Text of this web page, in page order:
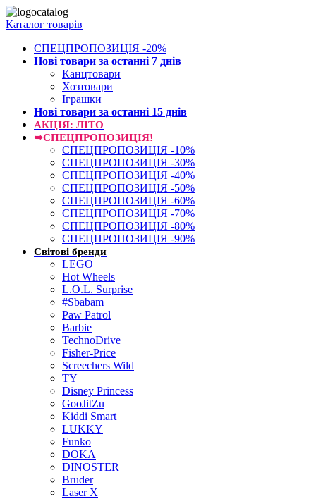
Каталог товарів
СПЕЦПРОПОЗИЦІЯ -20%
Нові товари за останнi 7 днiв
Канцтовари
Хозтовари
Іграшки
Нові товари за останнi 15 днiв
АКЦІЯ: ЛІТО
➥СПЕЦПРОПОЗИЦІЯ!
СПЕЦПРОПОЗИЦІЯ -10%
СПЕЦПРОПОЗИЦІЯ -30%
СПЕЦПРОПОЗИЦІЯ -40%
СПЕЦПРОПОЗИЦІЯ -50%
СПЕЦПРОПОЗИЦІЯ -60%
СПЕЦПРОПОЗИЦІЯ -70%
СПЕЦПРОПОЗИЦІЯ -80%
СПЕЦПРОПОЗИЦІЯ -90%
Світові бренди
LEGO
Hot Wheels
L.O.L. Surprise
#Sbabam
Paw Patrol
Barbie
TechnoDrive
Fisher-Price
Screechers Wild
TY
Disney Princess
GooJitZu
Kiddi Smart
LUKKY
Funko
DOKA
DINOSTER
Bruder
Laser X